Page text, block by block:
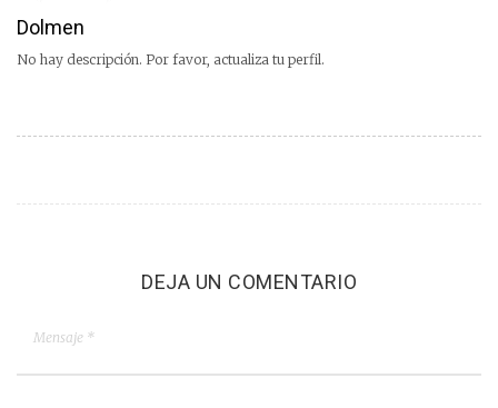
Dolmen
No hay descripción. Por favor, actualiza tu perfil.
DEJA UN COMENTARIO